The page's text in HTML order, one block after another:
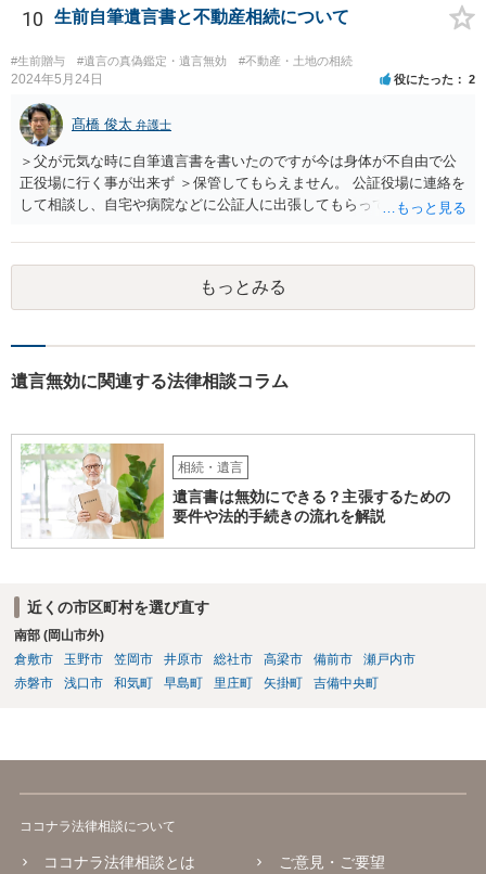
ります。 奥様において戸籍謄本、不動産登記簿、固定資産評価証明
書、遺言書の有無等を確認し、弁護士に個別に相談した方がよいと思
われます。
10 生前自筆遺言書と不動産相続について
#生前贈与 #遺言の真偽鑑定・遺言無効 #不動産・土地の相続
2024年5月24日 役にたった 2
髙橋 俊太 弁護士
＞父が元気な時に自筆遺言書を書いたのですが今は身体が不自由で公
正役場に行く事が出来ず ＞保管してもらえません。 公証役場に連絡を
して相談し、自宅や病院などに公証人に出張してもらって公正証書を
うことも可能です。 ＞不動産名義を父から母に名義変更しておいた方
がいいのではと考えていますがどう思いますか？ 詳細が不明であり何
とも言えないのですが、遺言内容との関わりもあると思いますので、
弁護士に事情等を説明して個別に相談した方がよいように思います。
もっとみる
遺言無効に関連する法律相談コラム
相続・遺言
遺言書は無効にできる？主張するための
要件や法的手続きの流れを解説
近くの市区町村を選び直す
南部 (岡山市外)
倉敷市
玉野市 笠岡市 井原市 総社市 高梁市 備前市
瀬戸内市
赤磐市
浅口市 和気町 早島町 里庄町 矢掛町 吉備中央町
ココナラ法律相談について
ココナラ法律相談とは ご意見・ご要望